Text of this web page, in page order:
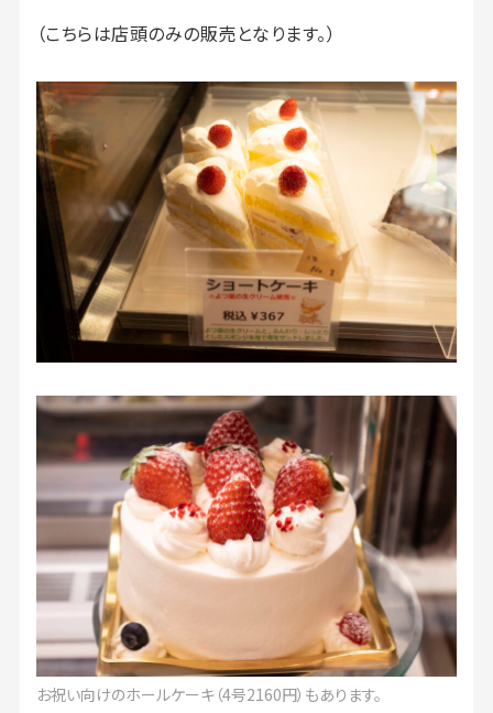
（こちらは店頭のみの販売となります。）
お祝い向けのホールケーキ（4号2160円）もあります。